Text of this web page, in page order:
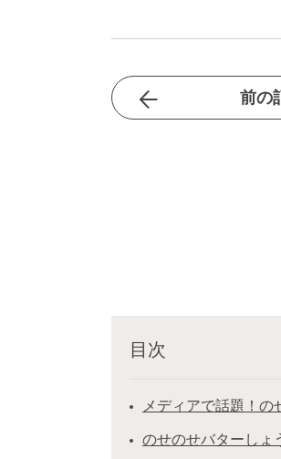
前の
目次
メディアで話題！の
のせのせバターしょ